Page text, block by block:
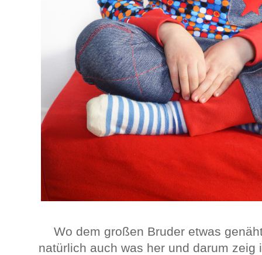
Wo dem großen Bruder etwas
natürlich auch was her und darum